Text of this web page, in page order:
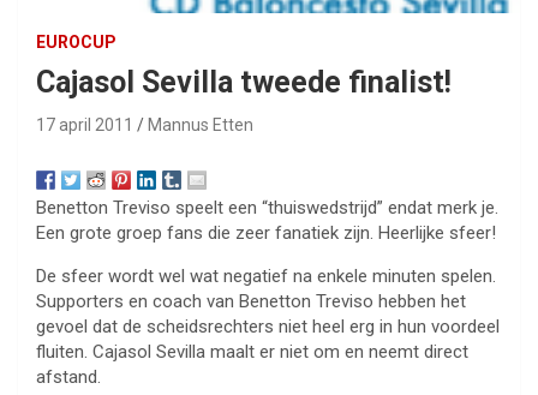
EUROCUP
Cajasol Sevilla tweede finalist!
17 april 2011 Mannus Etten
Benetton Treviso speelt een “thuiswedstrijd” endat merk je.
Een grote groep fans die zeer fanatiek zijn. Heerlijke sfeer!
De sfeer wordt wel wat negatief na enkele minuten spelen.
Supporters en coach van Benetton Treviso hebben het
gevoel dat de scheidsrechters niet heel erg in hun voordeel
fluiten. Cajasol Sevilla maalt er niet om en neemt direct
afstand.